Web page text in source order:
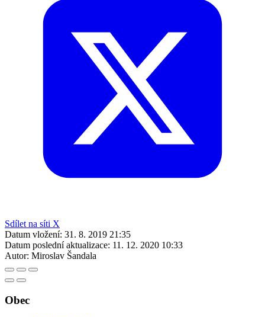
Sdílet na síti X
Datum vložení: 31. 8. 2019 21:35
Datum poslední aktualizace: 11. 12. 2020 10:33
Autor: Miroslav Šandala
Obec